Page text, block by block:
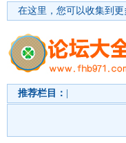
在这里，您可以收集到更
推荐栏目：